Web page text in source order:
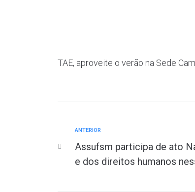
TAE, aproveite o verão na Sede
ANTERIOR
Assufsm participa de ato
e dos direitos humanos